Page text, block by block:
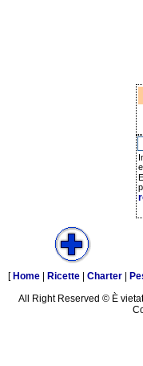
[ Home Ricette Charter
All Right Reserved © È